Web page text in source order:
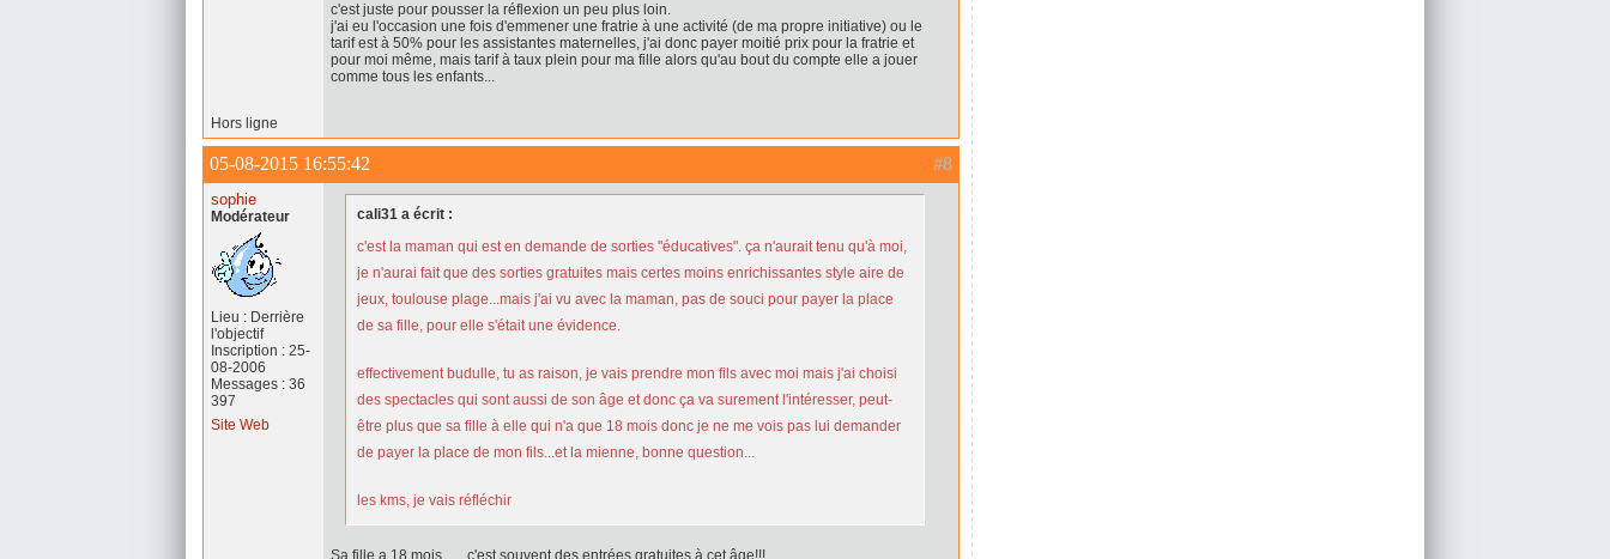
c'est juste pour pousser la réflexion un peu plus loin.
j'ai eu l'occasion une fois d'emmener une fratrie à une activité (de ma propre initiative) ou le
tarif est à 50% pour les assistantes maternelles, j'ai donc payer moitié prix pour la fratrie et
pour moi même, mais tarif à taux plein pour ma fille alors qu'au bout du compte elle a jouer
comme tous les enfants...
Hors ligne
#8
05-08-2015 16:55:42
sophie
Modérateur
Lieu : Derrière
l'objectif
Inscription : 25-
08-2006
Messages : 36
397
Site Web
cali31 a écrit :
c'est la maman qui est en demande de sorties "éducatives". ça n'aurait tenu qu'à moi,
je n'aurai fait que des sorties gratuites mais certes moins enrichissantes style aire de
jeux, toulouse plage...mais j'ai vu avec la maman, pas de souci pour payer la place
de sa fille, pour elle s'était une évidence.
effectivement budulle, tu as raison, je vais prendre mon fils avec moi mais j'ai choisi
des spectacles qui sont aussi de son âge et donc ça va surement l'intéresser, peut-
être plus que sa fille à elle qui n'a que 18 mois donc je ne me vois pas lui demander
de payer la place de mon fils...et la mienne, bonne question...
les kms, je vais réfléchir
Sa fille a 18 mois ..... c'est souvent des entrées gratuites à cet âge!!!